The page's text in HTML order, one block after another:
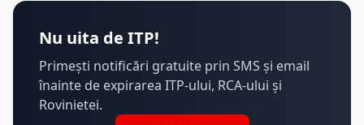
Nu uita de ITP!
Primești notificări gratuite prin SMS și email
înainte de expirarea ITP-ului, RCA-ului și
Rovinietei.